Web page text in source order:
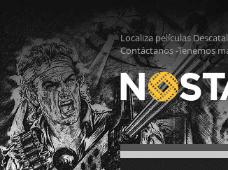
Localiza películas
Contáctanos -Tenemos